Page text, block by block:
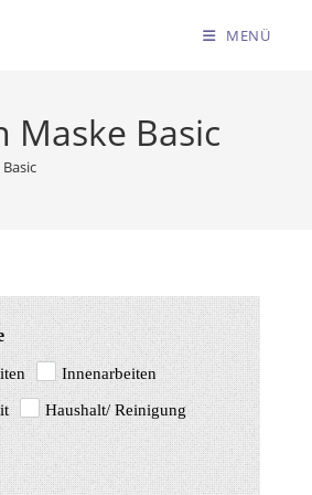
MENÜ
Maske Basic
Innenarbeiten
Haushalt/ Reinigung